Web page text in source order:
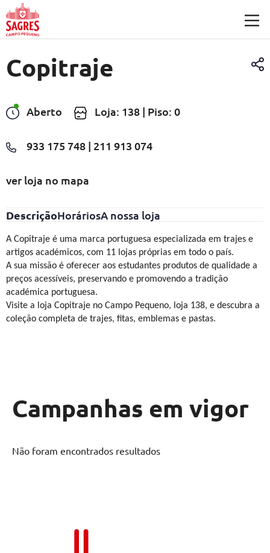
Saltar para o conteúdo principal
Copitraje
Aberto Loja: 138 | Piso: 0
933 175 748 | 211 913 074
ver loja no mapa
DescriçãoHoráriosA nossa loja
A Copitraje é uma marca portuguesa especializada em trajes e
artigos académicos, com 11 lojas próprias em todo o país.
A sua missão é oferecer aos estudantes produtos de qualidade a
preços acessíveis, preservando e promovendo a tradição
académica portuguesa.
Visite a loja Copitraje no Campo Pequeno, loja 138, e descubra a
coleção completa de trajes, fitas, emblemas e pastas.
Campanhas em vigor
Não foram encontrados resultados